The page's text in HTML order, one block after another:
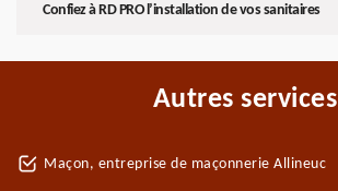
Confiez à RD PRO l’installation de vos sanitaires
Autres services
Maçon, entreprise de maçonnerie Allineuc